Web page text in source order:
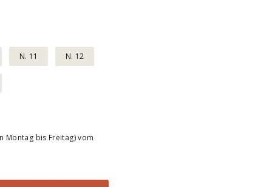
N. 11 N. 12
Montag bis Freitag) vom